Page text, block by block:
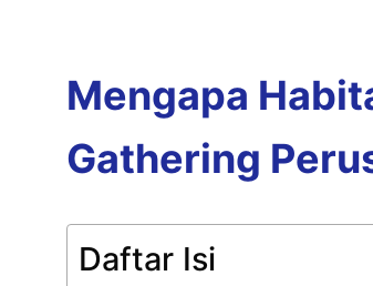
Mengapa
Gathering
Daftar Isi